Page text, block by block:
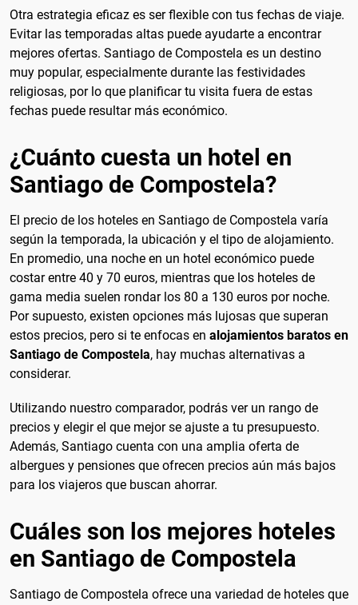
Otra estrategia eficaz es ser flexible con tus fechas de viaje.
Evitar las temporadas altas puede ayudarte a encontrar
mejores ofertas. Santiago de Compostela es un destino
muy popular, especialmente durante las festividades
religiosas, por lo que planificar tu visita fuera de estas
fechas puede resultar más económico.
¿Cuánto cuesta un hotel en
Santiago de Compostela?
El precio de los hoteles en Santiago de Compostela varía
según la temporada, la ubicación y el tipo de alojamiento.
En promedio, una noche en un hotel económico puede
costar entre 40 y 70 euros, mientras que los hoteles de
gama media suelen rondar los 80 a 130 euros por noche.
Por supuesto, existen opciones más lujosas que superan
estos precios, pero si te enfocas en alojamientos baratos en
Santiago de Compostela, hay muchas alternativas a
considerar.
Utilizando nuestro comparador, podrás ver un rango de
precios y elegir el que mejor se ajuste a tu presupuesto.
Además, Santiago cuenta con una amplia oferta de
albergues y pensiones que ofrecen precios aún más bajos
para los viajeros que buscan ahorrar.
Cuáles son los mejores hoteles
en Santiago de Compostela
Santiago de Compostela ofrece una variedad de hoteles que